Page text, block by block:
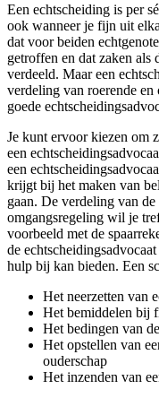
Een echtscheiding is per
ook wanneer je fijn uit
dat voor beiden
getroffen en dat zaken als
verdeeld. Maar een
verdeling van roerende en
goede
Je kunt ervoor kiezen om
een
een
krijgt bij het maken van
gaan. De verdeling van
omgangsregeling wil je
voorbeeld met de
de
hulp bij kan bieden. Een
Het neerzetten van
Het bemiddelen bij
Het bedingen van
Het opstellen van
ouderschap
Het inzenden van